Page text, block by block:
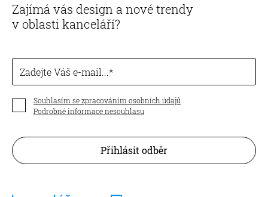
Zajímá vás design a nové trendy
v oblasti kanceláří?
Zadejte Váš e-mail...
Souhlasím se zpracováním osobních údajů
Podrobné informace nesouhlasu
Přihlásit odběr